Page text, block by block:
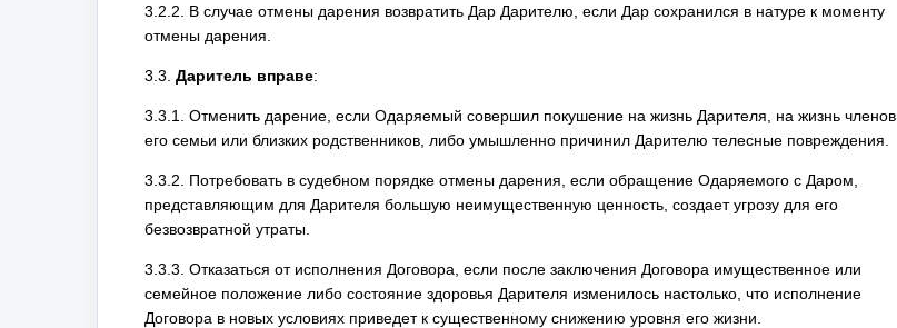
3.2.2. В случае отмены дарения возвратить Дар Дарителю, если Дар сохранился в натуре к моменту
отмены дарения.
3.3. Даритель вправе:
3.3.1. Отменить дарение, если Одаряемый совершил покушение на жизнь Дарителя, на жизнь членов
его семьи или близких родственников, либо умышленно причинил Дарителю телесные повреждения.
3.3.2. Потребовать в судебном порядке отмены дарения, если обращение Одаряемого с Даром,
представляющим для Дарителя большую неимущественную ценность, создает угрозу для его
безвозвратной утраты.
3.3.3. Отказаться от исполнения Договора, если после заключения Договора имущественное или
семейное положение либо состояние здоровья Дарителя изменилось настолько, что исполнение
Договора в новых условиях приведет к существенному снижению уровня его жизни.